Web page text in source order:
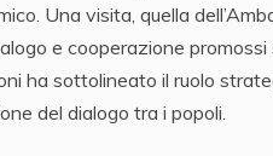
Una visita, quella
e cooperazione
ha sottolineato il ruolo
del dialogo tra i popoli.